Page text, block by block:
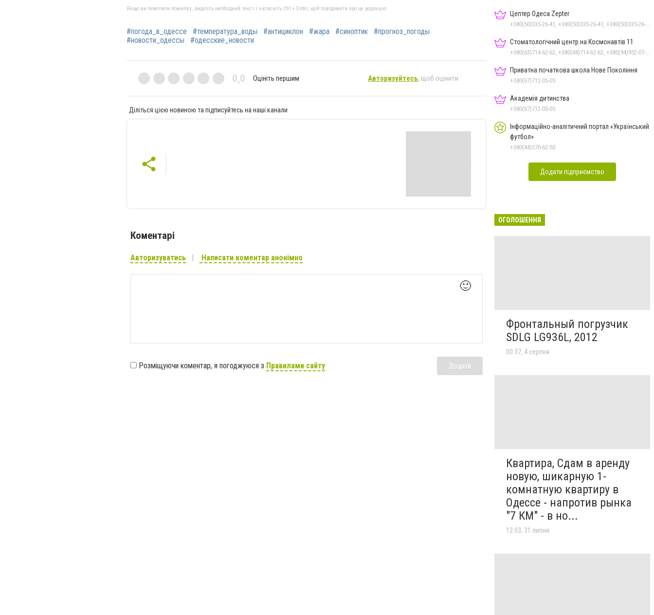
Якщо ви помітили помилку, виділіть необхідний текст і натисніть Ctrl + Enter, щоб повідомити про це редакцію
#погода_в_одессе #температура_воды #антициклон #жара #синоптик
#прогноз_погоды
#новости_одессы
#одесские_новости
0,0 Оцініть першим Авторизуйтесь, щоб оцінити
Діліться цією новиною та підписуйтесь на наші канали
Коментарі
Авторизуватись Написати коментар анонімно
🙂
Розміщуючи коментар, я погоджуюся з Правилами сайту Додати
Цептер Одеса Zepter
Стоматологічний центр на Космонавтів 11
Приватна початкова школа Нове Покоління
+380(67)712-05-05
Академія дитинства
+380(67)712-05-05
Інформаційно-аналітичний портал «Український
футбол»
+380(44)570-62-50
Додати підприємство
ОГОЛОШЕННЯ
Фронтальный погрузчик
SDLG LG936L, 2012
00:37, 4 серпня
Квартира, Сдам в аренду
новую, шикарную 1-
комнатную квартиру в
Одессе - напротив рынка
"7 КМ" - в но...
12:03, 31 липня